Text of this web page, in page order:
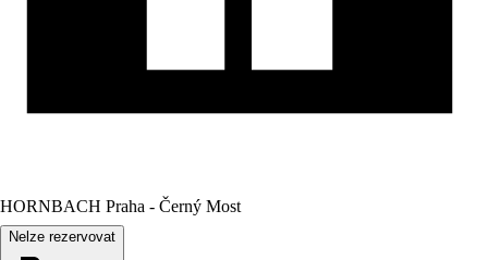
HORNBACH Praha - Černý Most
Nelze rezervovat